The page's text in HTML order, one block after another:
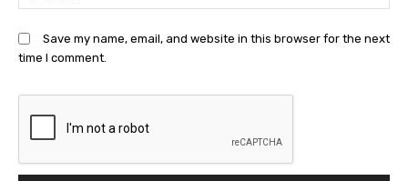
Save my name, email, and website in this browser for the next
time I comment.